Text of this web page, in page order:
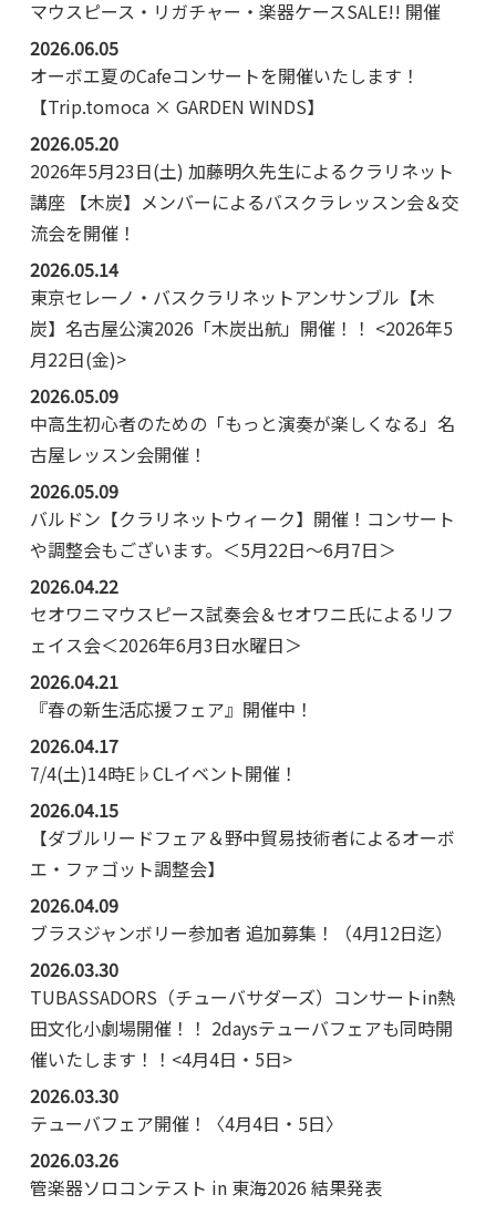
マウスピース・リガチャー・楽器ケースSALE!! 開催
2026.06.05
オーボエ夏のCafeコンサートを開催いたします！
【Trip.tomoca × GARDEN WINDS】
2026.05.20
2026年5月23日(土) 加藤明久先生によるクラリネット
講座 【木炭】メンバーによるバスクラレッスン会＆交
流会を開催！
2026.05.14
東京セレーノ・バスクラリネットアンサンブル【木
炭】名古屋公演2026「木炭出航」開催！！ <2026年5
月22日(金)>
2026.05.09
中高生初心者のための「もっと演奏が楽しくなる」名
古屋レッスン会開催！
2026.05.09
バルドン【クラリネットウィーク】開催！コンサート
や調整会もございます。＜5月22日～6月7日＞
2026.04.22
セオワニマウスピース試奏会＆セオワニ氏によるリフ
ェイス会＜2026年6月3日水曜日＞
2026.04.21
『春の新生活応援フェア』開催中！
2026.04.17
7/4(土)14時E♭CLイベント開催！
2026.04.15
【ダブルリードフェア＆野中貿易技術者によるオーボ
エ・ファゴット調整会】
2026.04.09
ブラスジャンボリー参加者 追加募集！（4月12日迄）
2026.03.30
TUBASSADORS（チューバサダーズ）コンサートin熱
田文化小劇場開催！！ 2daysテューバフェアも同時開
催いたします！！<4月4日・5日>
2026.03.30
テューバフェア開催！〈4月4日・5日〉
2026.03.26
管楽器ソロコンテスト in 東海2026 結果発表